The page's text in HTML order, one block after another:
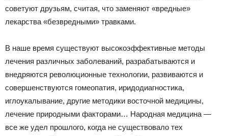
советуют друзьям, считая, что заменяют «вредные»
лекарства «безвредными» травками.
В наше время существуют высокоэффективные методы
лечения различных заболеваний, разрабатываются и
внедряются революционные технологии, развиваются и
совершенствуются гомеопатия, иридодиагностика,
иглоукалывание, другие методики восточной медицины,
лечение природными факторами… Народная медицина —
все же удел прошлого, когда не существовало тех